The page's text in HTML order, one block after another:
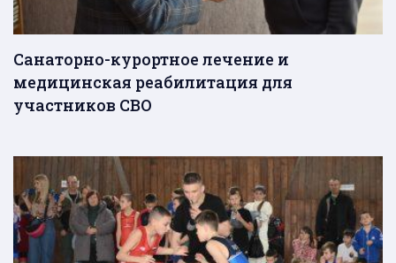
Санаторно-курортное лечение и
медицинская реабилитация для
участников СВО